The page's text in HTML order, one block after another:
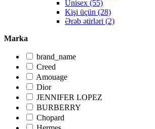
Unisex (55)
Kişi üçün (28)
Ərəb ətirləri (2)
Marka
brand_name
Creed
Amouage
Dior
JENNIFER LOPEZ
BURBERRY
Chopard